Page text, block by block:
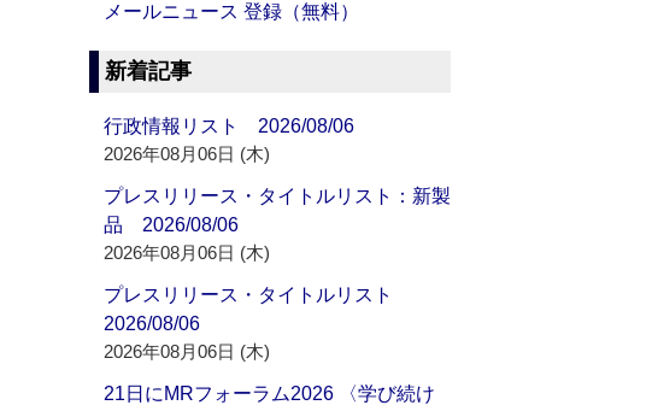
メールニュース 登録（無料）
新着記事
行政情報リスト 2026/08/06
2026年08月06日 (木)
プレスリリース・タイトルリスト：新製
品 2026/08/06
2026年08月06日 (木)
プレスリリース・タイトルリスト
2026/08/06
2026年08月06日 (木)
21日にMRフォーラム2026 〈学び続け